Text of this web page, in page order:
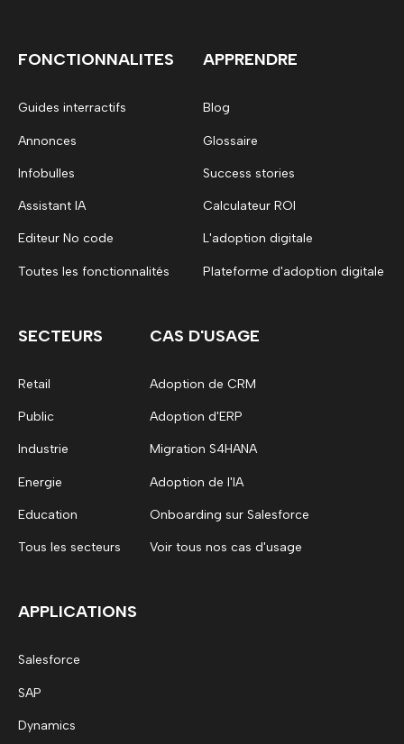
FONCTIONNALITES
Guides interractifs
Annonces
Infobulles
Assistant IA
Editeur No code
Toutes les fonctionnalités
APPRENDRE
Blog
Glossaire
Success stories
Calculateur ROI
L'adoption digitale
Plateforme d'adoption digitale
SECTEURS
Retail
Public
Industrie
Energie
Education
Tous les secteurs
CAS D'USAGE
Adoption de CRM
Adoption d'ERP
Migration S4HANA
Adoption de l'IA
Onboarding sur Salesforce
Voir tous nos cas d'usage
APPLICATIONS
Salesforce
SAP
Dynamics